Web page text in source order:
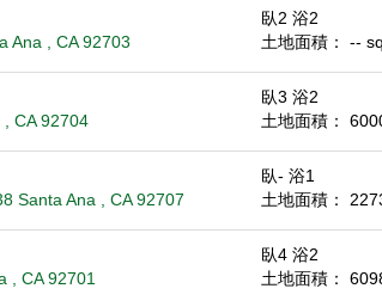
Ana , CA 92703
臥2 浴2
土地面積： --
CA 92704
臥3 浴2
土地面積：
Santa Ana , CA 92707
臥- 浴1
土地面積：
, CA 92701
臥4 浴2
土地面積：